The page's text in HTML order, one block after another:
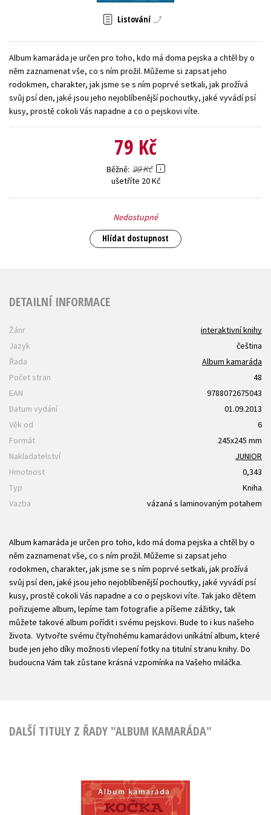
Zahraniční literatura
Všechny tituly
Listování
Album kamaráda je určen pro toho, kdo má doma pejska a chtěl by o
něm zaznamenat vše, co s ním prožil. Můžeme si zapsat jeho
rodokmen, charakter, jak jsme se s ním poprvé setkali, jak prožívá
svůj psí den, jaké jsou jeho nejoblíbenější pochoutky, jaké vyvádí psí
kusy, prostě cokoli Vás napadne a co o pejskovi víte.
79 Kč
Běžně 99 Kč
ušetříte 20 Kč
Nedostupné
Hlídat dostupnost
DETAILNÍ INFORMACE
Žánr
interaktivní knihy
Jazyk
čeština
Řada
Album kamaráda
Počet stran
48
EAN
9788072675043
Datum vydání
01.09.2013
Věk od
6
Formát
245x245 mm
Nakladatelství
JUNIOR
Hmotnost
0,343
Typ
Kniha
Vazba
vázaná s laminovaným potahem
Album kamaráda je určen pro toho, kdo má doma pejska a chtěl by o
něm zaznamenat vše, co s ním prožil. Můžeme si zapsat jeho
rodokmen, charakter, jak jsme se s ním poprvé setkali, jak prožívá
svůj psí den, jaké jsou jeho nejoblíbenější pochoutky, jaké vyvádí psí
kusy, prostě cokoli Vás napadne a co o pejskovi víte. Tak jako dětem
pořizujeme album, lepíme tam fotografie a píšeme zážitky, tak
můžete takové album pořídit i svému pejskovi. Bude to i kus našeho
života. Vytvořte svému čtyřnohému kamarádovi uníkátní album, které
bude jen jeho díky možnosti vlepení fotky na titulní stranu knihy. Do
budoucna Vám tak zůstane krásná vzpomínka na Vašeho miláčka.
DALŠÍ TITULY Z ŘADY "ALBUM KAMARÁDA"
Album kamaráda
Kočka